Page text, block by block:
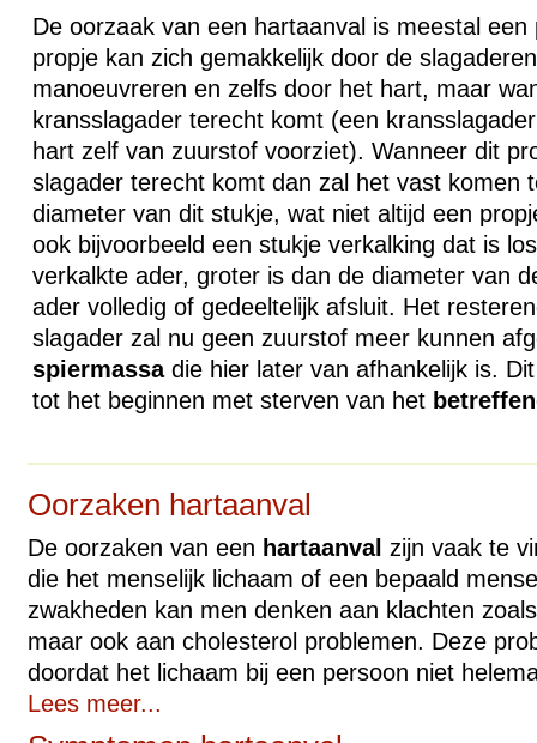
De oorzaak van een hartaanval is meestal
propje kan zich gemakkelijk door de
manoeuvreren en zelfs door het hart, maar
kransslagader terecht komt (een
hart zelf van zuurstof voorziet). Wanneer dit
slagader terecht komt dan zal het vast komen
diameter van dit stukje, wat niet altijd een
ook bijvoorbeeld een stukje verkalking dat is
verkalkte ader, groter is dan de diameter van
ader volledig of gedeeltelijk afsluit. Het
slagader zal nu geen zuurstof meer kunnen
spiermassadie hier later van afhankelijk is.
tot het beginnen met sterven van het
Oorzaken hartaanval
De oorzaken van een hartaanval zijn vaak te
die het menselijk lichaam of een bepaald
zwakheden kan men denken aan klachten
maar ook aan cholesterol problemen. Deze
doordat het lichaam bij een persoon niet
Lees meer...